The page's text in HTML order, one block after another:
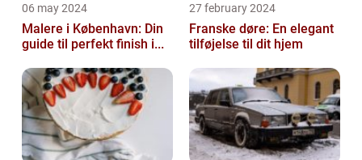
06 may 2024
Malere i København: Din
guide til perfekt finish i...
27 february 2024
Franske døre: En elegant
tilføjelse til dit hjem